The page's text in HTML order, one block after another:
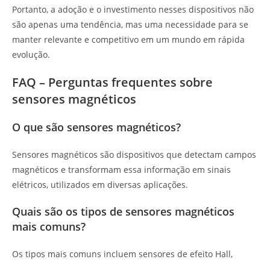
Portanto, a adoção e o investimento nesses dispositivos não
são apenas uma tendência, mas uma necessidade para se
manter relevante e competitivo em um mundo em rápida
evolução.
FAQ – Perguntas frequentes sobre
sensores magnéticos
O que são sensores magnéticos?
Sensores magnéticos são dispositivos que detectam campos
magnéticos e transformam essa informação em sinais
elétricos, utilizados em diversas aplicações.
Quais são os tipos de sensores magnéticos
mais comuns?
Os tipos mais comuns incluem sensores de efeito Hall,